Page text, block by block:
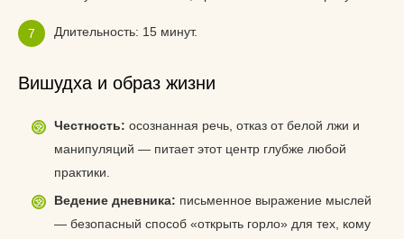
Длительность: 15 минут.
Вишудха и образ жизни
Честность: осознанная речь, отказ от белой лжи и
манипуляций — питает этот центр глубже любой
практики.
Ведение дневника: письменное выражение мыслей
— безопасный способ «открыть горло» для тех, кому